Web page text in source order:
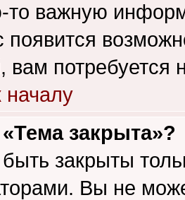
то важную
появится
вам потребуется
началу
закрыта»?
закрыты
Вы не